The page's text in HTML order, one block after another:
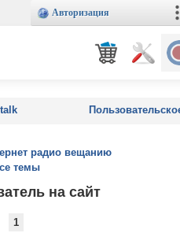
Авторизация
радио вещанию
темы
на сайт
1